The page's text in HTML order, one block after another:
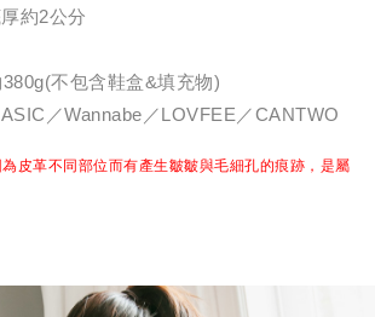
約2公分
不包含鞋盒&填充物)
／Wannabe／LOVFEE／CANTWO
皮革不同部位而有產生皺皺與毛細孔的痕跡，是屬